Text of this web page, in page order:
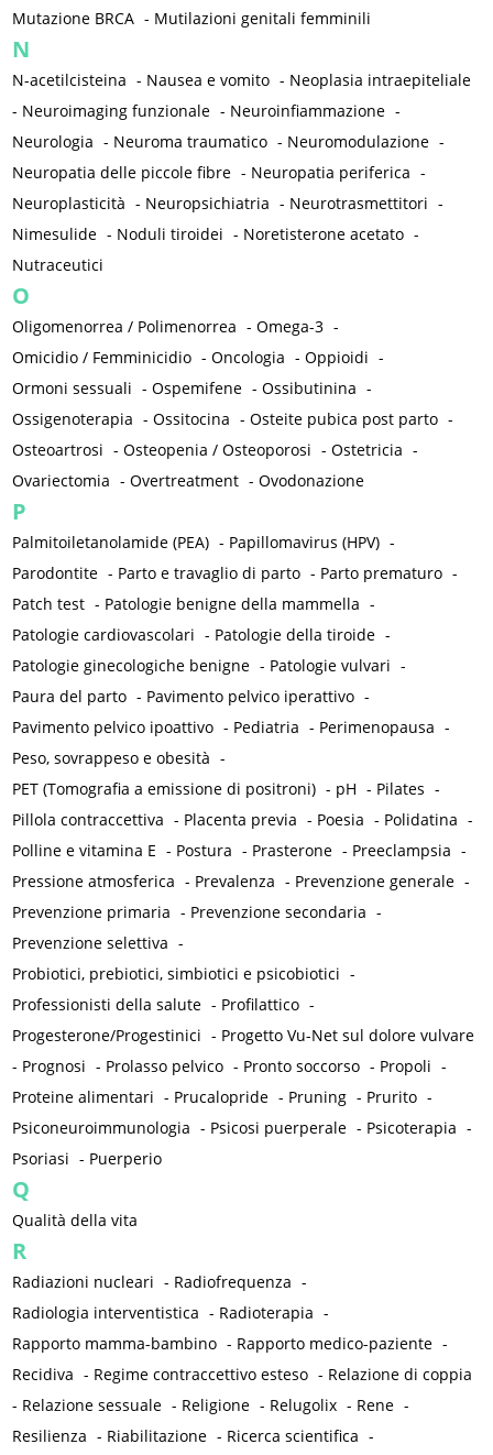
Mutazione BRCA - Mutilazioni genitali femminili
N
N-acetilcisteina - Nausea e vomito - Neoplasia intraepiteliale
- Neuroimaging funzionale - Neuroinfiammazione -
Neurologia - Neuroma traumatico - Neuromodulazione -
Neuropatia delle piccole fibre - Neuropatia periferica -
Neuroplasticità - Neuropsichiatria - Neurotrasmettitori -
Nimesulide - Noduli tiroidei - Noretisterone acetato -
Nutraceutici
O
Oligomenorrea / Polimenorrea -Omega-3 -
Omicidio / Femminicidio -Oncologia -Oppioidi -
Ormoni sessuali -Ospemifene -Ossibutinina -
Ossigenoterapia -Ossitocina -Osteite pubica post parto -
Osteoartrosi -Osteopenia / Osteoporosi -Ostetricia -
Ovariectomia -Overtreatment -Ovodonazione
P
Palmitoiletanolamide (PEA) - Papillomavirus (HPV) -
Parodontite - Parto e travaglio di parto - Parto prematuro -
Patch test - Patologie benigne della mammella -
Patologie cardiovascolari - Patologie della tiroide -
Patologie ginecologiche benigne - Patologie vulvari -
Paura del parto - Pavimento pelvico iperattivo -
Pavimento pelvico ipoattivo - Pediatria - Perimenopausa -
Peso, sovrappeso e obesità -
PET (Tomografia a emissione di positroni) - pH - Pilates -
Pillola contraccettiva - Placenta previa - Poesia - Polidatina -
Polline e vitamina E - Postura - Prasterone - Preeclampsia -
Pressione atmosferica - Prevalenza - Prevenzione generale -
Prevenzione primaria - Prevenzione secondaria -
Prevenzione selettiva -
Probiotici, prebiotici, simbiotici e psicobiotici -
Professionisti della salute - Profilattico -
Progesterone/Progestinici - Progetto Vu-Net sul dolore vulvare
- Prognosi - Prolasso pelvico - Pronto soccorso - Propoli -
Proteine alimentari - Prucalopride - Pruning - Prurito -
Psiconeuroimmunologia - Psicosi puerperale - Psicoterapia -
Psoriasi - Puerperio
Q
Qualità della vita
R
Radiazioni nucleari - Radiofrequenza -
Radiologia interventistica - Radioterapia -
Rapporto mamma-bambino - Rapporto medico-paziente -
Recidiva - Regime contraccettivo esteso - Relazione di coppia
- Relazione sessuale - Religione - Relugolix - Rene -
Resilienza - Riabilitazione - Ricerca scientifica -